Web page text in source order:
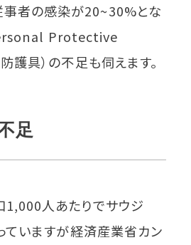
者の感染が20~30%とな
Protective
具）の不足も伺えます。
足
人あたりでサウジ
ていますが経済産業省カン